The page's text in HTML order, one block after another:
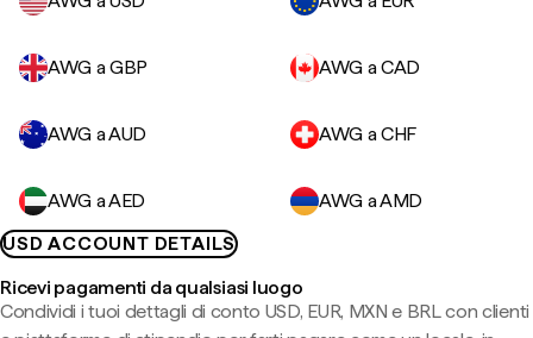
AWG a GBP AWG a CAD
AWG a AUD AWG a CHF
AWG a AED
AWG a AMD
USD ACCOUNT DETAILS
Ricevi pagamenti da qualsiasi luogo
Condividi i tuoi dettagli di conto USD, EUR, MXN e BRL con clienti